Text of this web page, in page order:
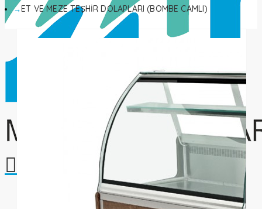
Alışveriş sepetiniz boş!
ET VE MEZE TEŞHİR DOLAPLARI (BOMBE CAMLI)